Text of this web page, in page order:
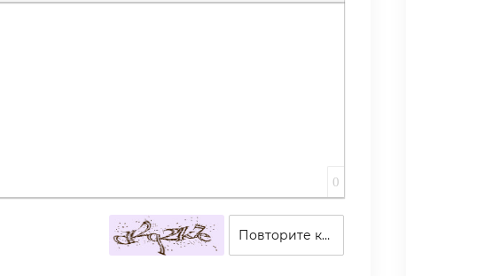
защищенную ссылку
смайлик
Вставка скрытого текста
Вставка цитаты
Вставка спойлера
0